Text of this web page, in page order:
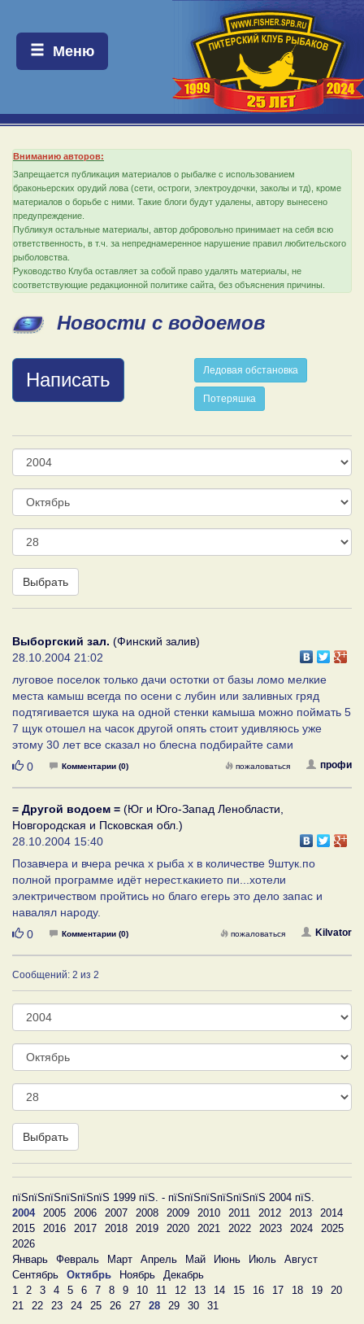
Меню:
Меню
Вниманию авторов:
Запрещается публикация материалов о рыбалке с использованием
браконьерских орудий лова (сети, остроги, электроудочки, заколы и тд), кроме
материалов о борьбе с ними. Такие блоги будут удалены, автору вынесено
предупреждение.
Публикуя остальные материалы, автор добровольно принимает на себя всю
ответственность, в т.ч. за непреднамеренное нарушение правил любительского
рыболовства.
Руководство Клуба оставляет за собой право удалять материалы, не
соответствующие редакционной политике сайта, без объяснения причины.
Новости с водоемов
Написать Ледовая обстановка
Потеряшка
Год
Месяц
День
Выбрать
Выборгский зал. (Финский залив)
28.10.2004 21:02
луговое поселок только дачи остотки от базы ломо мелкие
места камыш всегда по осени с лубин или заливных гряд
подтягивается шука на одной стенки камыша можно поймать 5
7 щук отошел на часок другой опять стоит удивляюсь уже
этому 30 лет все сказал но блесна подбирайте сами
Нравится
0 Комментарии (0) профи
пожаловаться
= Другой водоем = (Юг и Юго-Запад Ленобласти,
Новгородская и Псковская обл.)
28.10.2004 15:40
Позавчера и вчера речка х рыба х в количестве 9штук.по
полной программе идёт нерест.какието пи...хотели
электричеством пройтись но благо егерь это дело запас и
навалял народу.
Нравится
0 Комментарии (0) Kilvator
пожаловаться
Сообщений: 2 из 2
Год
Месяц
День
Выбрать
пїЅпїЅпїЅпїЅпїЅпїЅ 1999 пїЅ. - пїЅпїЅпїЅпїЅпїЅпїЅ 2004 пїЅ.
2004
2005 2006 2007 2008 2009 2010 2011 2012 2013
2014
2015
2016 2017 2018 2019 2020 2021 2022 2023 2024
2025
2026
Январь
Февраль Март Апрель Май Июнь Июль
Август
Сентябрь
Октябрь Ноябрь
Декабрь
1
2 3 4 5 6 7 8 9 10 11 12 13 14 15 16 17 18 19
20
21
22 23 24 25 26 27 28 29 30 31